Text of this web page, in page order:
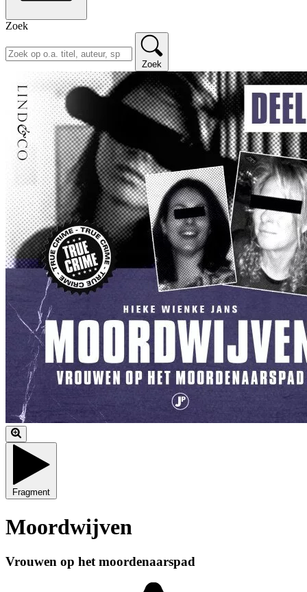
Zoek
Zoek
Fragment
Moordwijven
Vrouwen op het moordenaarspad